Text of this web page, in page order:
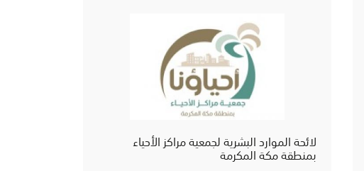
لائحة الموارد البشرية لجمعية مراكز الأحياء
بمنطقة مكة المكرمة